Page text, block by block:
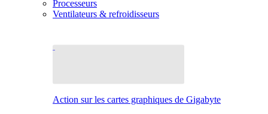
Processeurs
Ventilateurs & refroidisseurs
Action sur les cartes graphiques de Gigabyte